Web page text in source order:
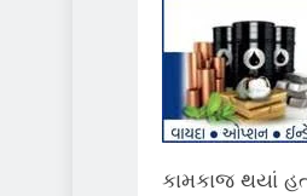
કામકાજ થયાં